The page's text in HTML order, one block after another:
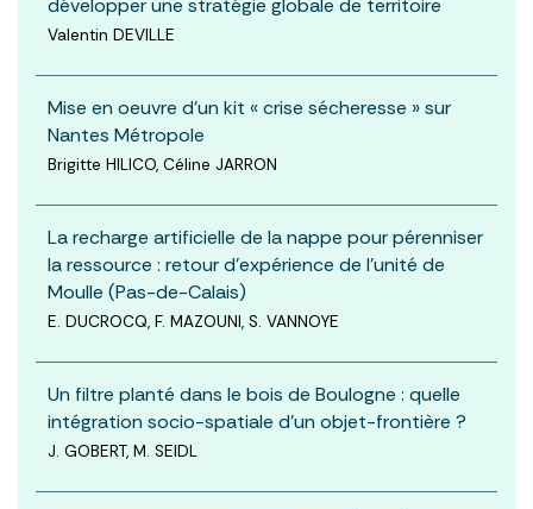
développer une stratégie globale de territoire
Valentin DEVILLE
Mise en oeuvre d’un kit « crise sécheresse » sur
Nantes Métropole
Brigitte HILICO, Céline JARRON
La recharge artificielle de la nappe pour pérenniser
la ressource : retour d’expérience de l’unité de
Moulle (Pas-de-Calais)
E. DUCROCQ, F. MAZOUNI, S. VANNOYE
Un filtre planté dans le bois de Boulogne : quelle
intégration socio-spatiale d’un objet-frontière ?
J. GOBERT, M. SEIDL